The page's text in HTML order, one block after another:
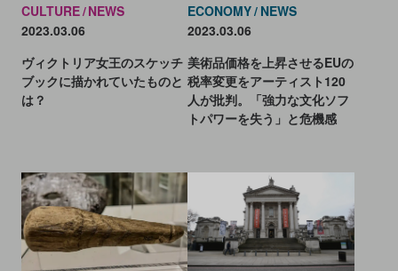
CULTURE NEWS
2023.03.06
ヴィクトリア女王のスケッチ
ブックに描かれていたものと
は？
ECONOMY NEWS
2023.03.06
美術品価格を上昇させるEUの
税率変更をアーティスト120
人が批判。「強力な文化ソフ
トパワーを失う」と危機感